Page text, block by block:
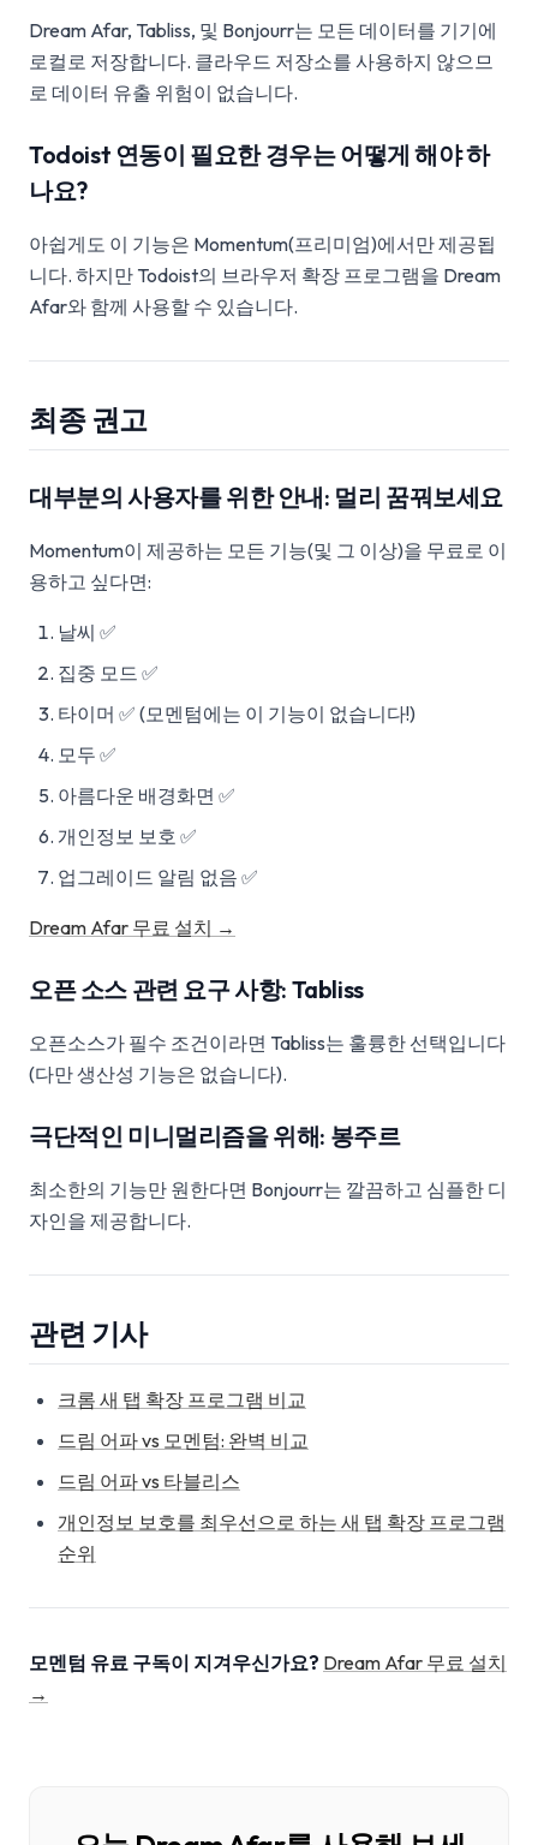
Dream Afar, Tabliss, 및 Bonjourr는 모든 데이터를 기기에
로컬로 저장합니다. 클라우드 저장소를 사용하지 않으므
로 데이터 유출 위험이 없습니다.
Todoist 연동이 필요한 경우는 어떻게 해야 하
나요?
아쉽게도 이 기능은 Momentum(프리미엄)에서만 제공됩
니다. 하지만 Todoist의 브라우저 확장 프로그램을 Dream
Afar와 함께 사용할 수 있습니다.
최종 권고
대부분의 사용자를 위한 안내: 멀리 꿈꿔보세요
Momentum이 제공하는 모든 기능(및 그 이상)을 무료로 이
용하고 싶다면:
날씨 ✅
집중 모드 ✅
타이머 ✅ (모멘텀에는 이 기능이 없습니다!)
모두 ✅
아름다운 배경화면 ✅
개인정보 보호 ✅
업그레이드 알림 없음 ✅
Dream Afar 무료 설치 →
오픈 소스 관련 요구 사항: Tabliss
오픈소스가 필수 조건이라면 Tabliss는 훌륭한 선택입니다
(다만 생산성 기능은 없습니다).
극단적인 미니멀리즘을 위해: 봉주르
최소한의 기능만 원한다면 Bonjourr는 깔끔하고 심플한 디
자인을 제공합니다.
관련 기사
크롬 새 탭 확장 프로그램 비교
드림 어파 vs 모멘텀: 완벽 비교
드림 어파 vs 타블리스
개인정보 보호를 최우선으로 하는 새 탭 확장 프로그램
순위
모멘텀 유료 구독이 지겨우신가요? Dream Afar 무료 설치
→